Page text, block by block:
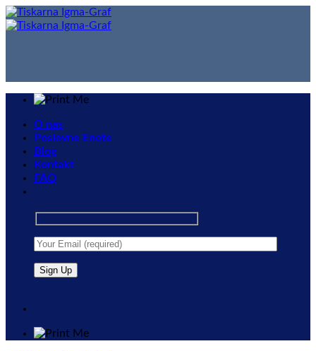
Skip
to
O nas
Poslovne Enote
Blog
Kontakt
FAQ